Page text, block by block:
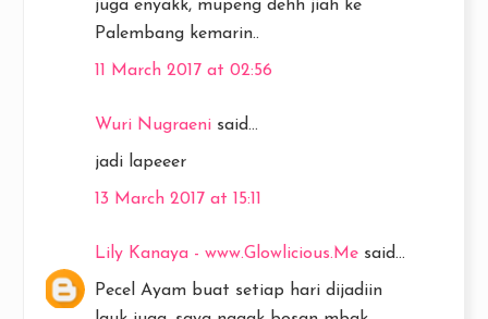
juga enyakk, mupeng dehh jiah ke
Palembang kemarin..
11 March 2017 at 02:56
Wuri Nugraeni said...
jadi lapeeer
13 March 2017 at 15:11
Lily Kanaya - www.Glowlicious.Me said...
Pecel Ayam buat setiap hari dijadiin